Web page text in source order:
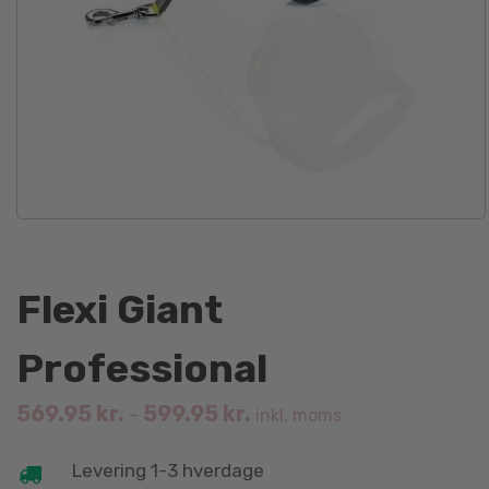
Flexi Giant
Professional
569.95 kr. – 599.95 kr. inkl. moms
Levering 1-3 hverdage